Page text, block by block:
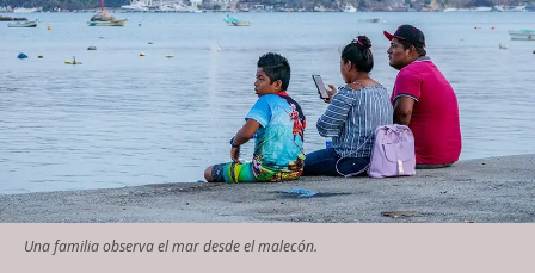
Una familia observa el mar desde el malecón.